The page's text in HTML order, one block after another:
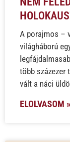
A porajmos –
világháború
több százezer
vált a náci
ELOLVASOM »